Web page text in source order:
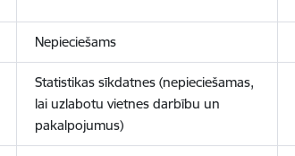
Nepieciešams
Statistikas sīkdatnes (nepieciešamas,
lai uzlabotu vietnes darbību un
pakalpojumus)